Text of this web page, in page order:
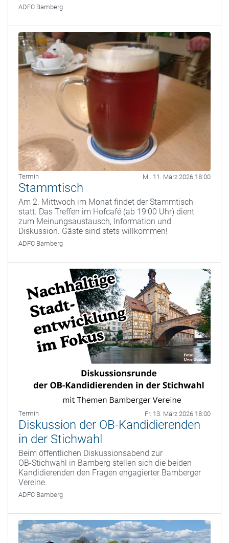
ADFC Bamberg
Termin Mi. 11. März 2026 18:00
Stammtisch
Am 2. Mittwoch im Monat findet der Stammtisch
statt. Das Treffen im Hofcafé (ab 19:00 Uhr) dient
zum Meinungsaustausch, Information und
Diskussion. Gäste sind stets willkommen!
ADFC Bamberg
Termin Fr. 13. März 2026 18:00
Diskussion der OB-Kandidierenden
in der Stichwahl
Beim öffentlichen Diskussionsabend zur
OB‑Stichwahl in Bamberg stellen sich die beiden
Kandidierenden den Fragen engagierter Bamberger
Vereine.
ADFC Bamberg